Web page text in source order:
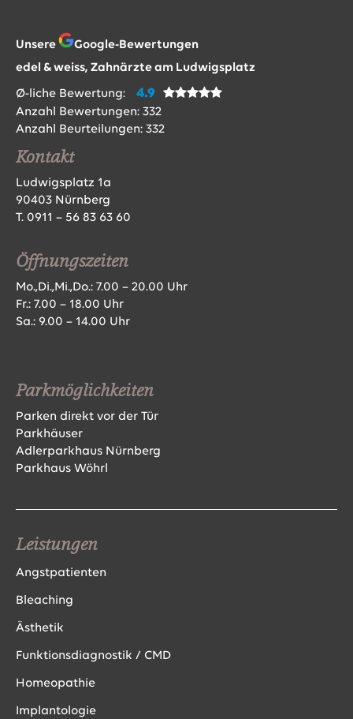
Unsere
Google-Bewertungen
edel & weiss, Zahnärzte am Ludwigsplatz
Ø-liche Bewertung: 4.9
Anzahl Bewertungen: 332
Anzahl Beurteilungen: 332
Kontakt
Ludwigsplatz 1a
90403 Nürnberg
T. 0911 – 56 83 63 60
Öffnungszeiten
Mo.,Di.,Mi.,Do.: 7.00 – 20.00 Uhr
Fr.: 7.00 – 18.00 Uhr
Sa.: 9.00 – 14.00 Uhr
Parkmöglichkeiten
Parken direkt vor der Tür
Parkhäuser
Adlerparkhaus Nürnberg
Parkhaus Wöhrl
Leistungen
Angstpatienten
Bleaching
Ästhetik
Funktionsdiagnostik / CMD
Homeopathie
Implantologie